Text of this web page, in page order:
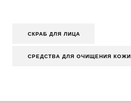
СКРАБ ДЛЯ ЛИЦА
СРЕДСТВА ДЛЯ ОЧИЩЕНИЯ КОЖИ